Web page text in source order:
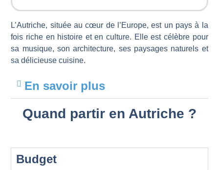
L’Autriche, située au cœur de l’Europe, est un pays à la
fois riche en histoire et en culture. Elle est célèbre pour
sa musique, son architecture, ses paysages naturels et
sa délicieuse cuisine.
En savoir plus
Quand partir en Autriche ?
Budget